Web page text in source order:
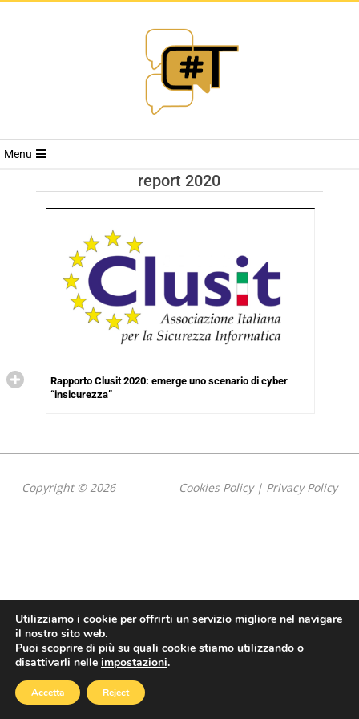
RIVISTA
TRENDS
Menu
report 2020
Rapporto Clusit 2020: emerge uno scenario di cyber
“insicurezza”
Copyright © 2026 Cookies Policy| Privacy Policy
Utilizziamo i cookie per offrirti un servizio migliore nel navigare
il nostro sito web.
Puoi scoprire di più su quali cookie stiamo utilizzando o
disattivarli nelle impostazioni.
Accetta Reject